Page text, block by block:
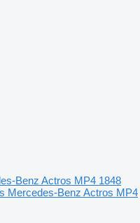
Benz Actros MP4 1848
Mercedes-Benz Actros MP4